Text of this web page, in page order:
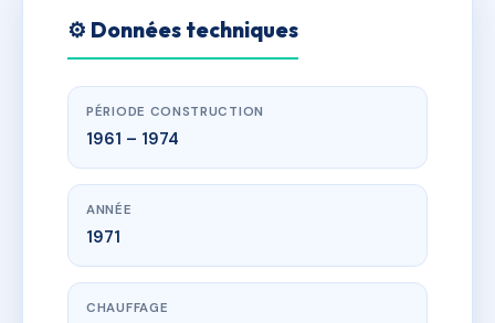
⚙️ Données techniques
PÉRIODE CONSTRUCTION
1961 – 1974
ANNÉE
1971
CHAUFFAGE